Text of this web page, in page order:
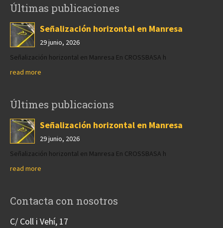
Últimas publicaciones
Señalización horizontal en Manresa
29 junio, 2026
Señalización horizontal en Manresa En CROSSBASA h
read more
Últimes publicacions
Señalización horizontal en Manresa
29 junio, 2026
Señalización horizontal en Manresa En CROSSBASA h
read more
Contacta con nosotros
C/ Coll i Vehí, 17